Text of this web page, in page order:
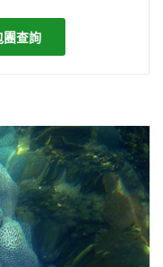
團查詢